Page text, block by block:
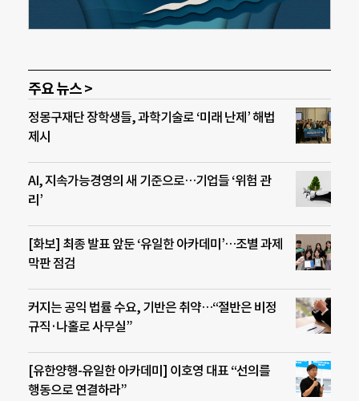
주요 뉴스 >
정몽구재단 장학생들, 과학기술로 ‘미래 난제’ 해법
제시
AI, 지속가능경영의 새 기준으로…기업들 ‘위험 관
리’
[화보] 최종 발표 앞둔 ‘유일한 아카데미’…조별 과제
막판 점검
커지는 공익 법률 수요, 기반은 취약…“절반은 비정
규직·나홀로 사무실”
[유한양행-유일한 아카데미] 이호영 대표 “선의를
행동으로 연결하라”